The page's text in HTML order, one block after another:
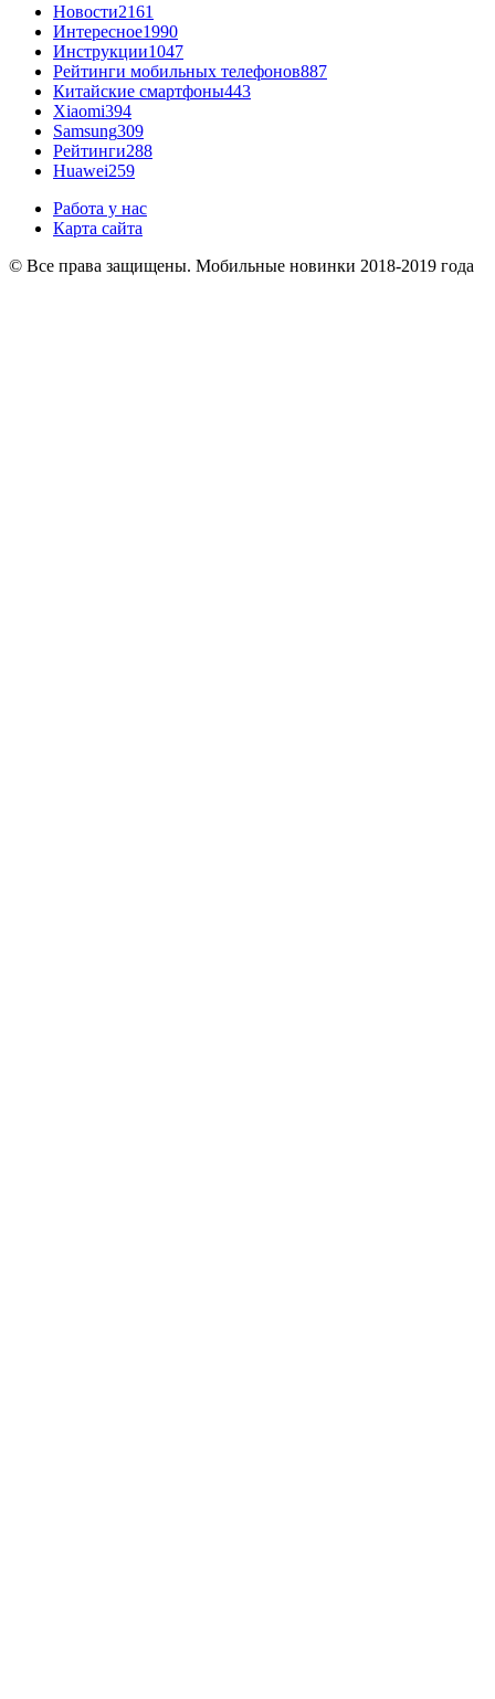
Новости2161
Интересное1990
Инструкции1047
Рейтинги мобильных телефонов887
Китайские смартфоны443
Xiaomi394
Samsung309
Рейтинги288
Huawei259
Работа у нас
Карта сайта
© Все права защищены. Мобильные новинки 2018-2019 года